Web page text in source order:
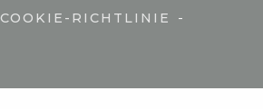
COOKIE-RICHTLINIE -